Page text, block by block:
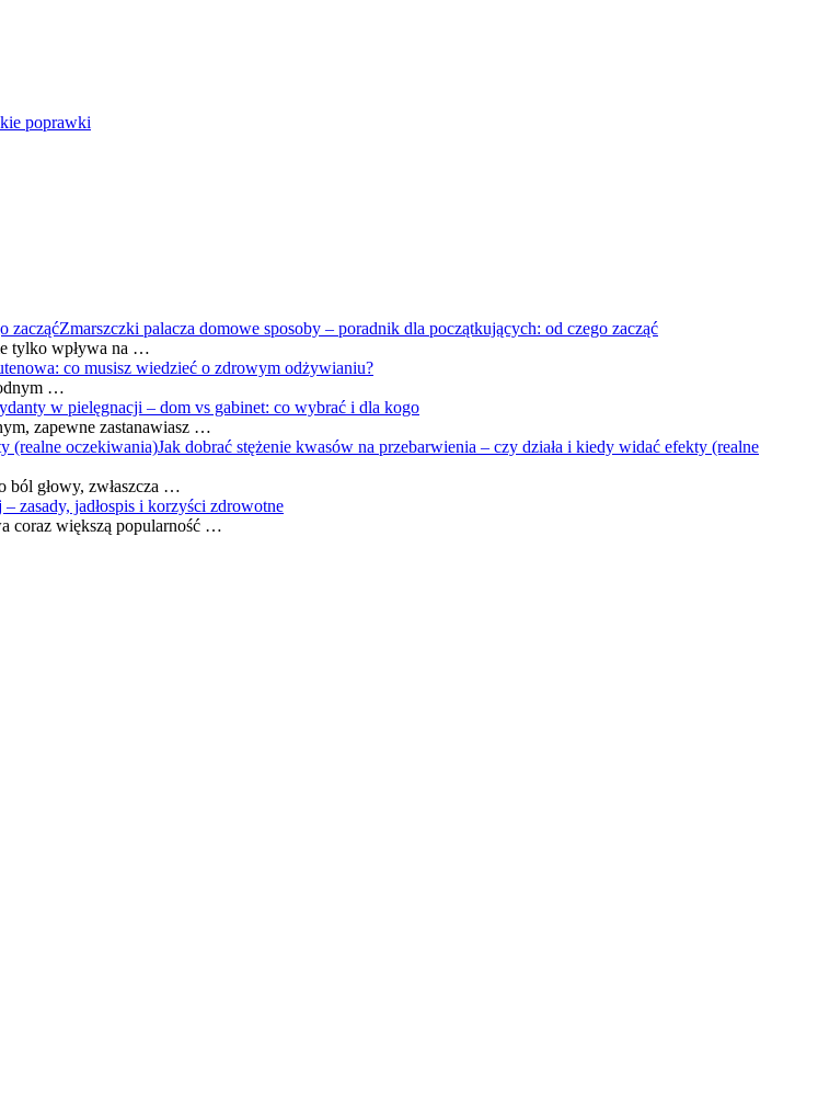
poprawki
Zmarszczki palacza domowe sposoby – poradnik dla początkujących: od czego zacząć
tylko wpływa na …
co musisz wiedzieć o zdrowym odżywianiu?
…
w pielęgnacji – dom vs gabinet: co wybrać i dla kogo
zapewne zastanawiasz …
Jak dobrać stężenie kwasów na przebarwienia – czy działa i kiedy widać efekty (realne
ból głowy, zwłaszcza …
zasady, jadłospis i korzyści zdrowotne
coraz większą popularność …